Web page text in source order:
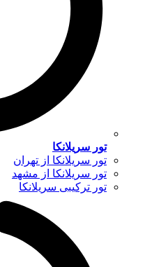
تور سریلانکا
تور سریلانکا از تهران
تور سریلانکا از مشهد
تور ترکیبی سریلانکا